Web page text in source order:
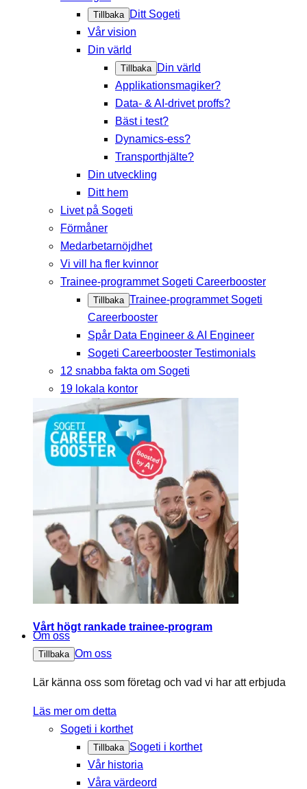
Tillbaka
Ditt Sogeti
Vår vision
Din värld
Tillbaka
Din värld
Applikationsmagiker?
Data- & AI-drivet proffs?
Bäst i test?
Dynamics-ess?
Transporthjälte?
Din utveckling
Ditt hem
Livet på Sogeti
Förmåner
Medarbetarnöjdhet
Vi vill ha fler kvinnor
Trainee-programmet Sogeti Careerbooster
Tillbaka Trainee-programmet Sogeti
Careerbooster
Spår Data Engineer & AI Engineer
Sogeti Careerbooster Testimonials
12 snabba fakta om Sogeti
19 lokala kontor
Vårt högt rankade trainee-program
Om oss
Tillbaka Om oss
Lär känna oss som företag och vad vi har att erbjuda
Läs mer om detta
Sogeti i korthet
Tillbaka Sogeti i korthet
Vår historia
Våra värdeord